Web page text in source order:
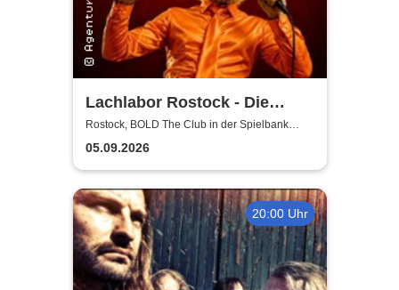
Lachlabor Rostock - Die
Comedy-Testbühne im BOLD
The Club
Rostock, BOLD The Club in der Spielbank
Rostock
05.09.2026
20:00 Uhr